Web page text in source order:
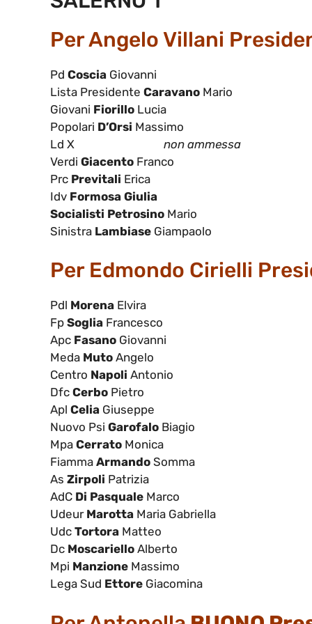
Per Angelo Villani
Pd Coscia Giovanni
Lista Presidente Caravano Mario
Giovani Fiorillo Lucia
Popolari D’Orsi Massimo
Ld X
non ammessa
Verdi Giacento Franco
Prc Previtali Erica
Idv Formosa Giulia
Socialisti Petrosino Mario
Sinistra Lambiase Giampaolo
Per Edmondo Cirielli
Pdl Morena Elvira
Fp Soglia Francesco
Apc Fasano Giovanni
Meda Muto Angelo
Centro Napoli Antonio
Dfc Cerbo Pietro
Apl Celia Giuseppe
Nuovo Psi Garofalo Biagio
Mpa Cerrato Monica
Fiamma Armando Somma
As Zirpoli Patrizia
AdC Di Pasquale Marco
UdeurMarotta Maria Gabriella
Udc Tortora Matteo
Dc Moscariello Alberto
Mpi Manzione Massimo
Lega Sud Ettore Giacomina